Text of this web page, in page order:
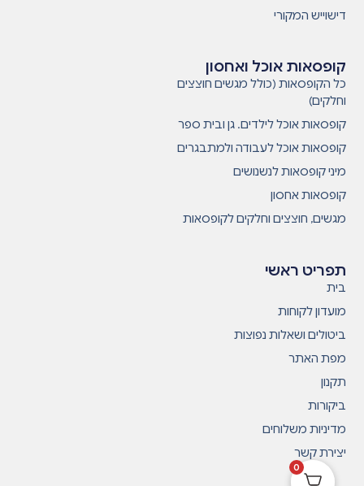
תפריט ראשי
בית
מועדון לקוחות
ביטולים ושאלות נפוצות
מפת האתר
תקנון
ביקורות
מדיניות משלוחים
יצירת קשר
קופסאות אוכל ואחסון
כל הקופסאות (כולל מגשים חוצצים
וחלקים)
קופסאות אוכל לילדים. גן ובית ספר
קופסאות אוכל לעבודה ולמתבגרים
מיני קופסאות לנשנושים
קופסאות אחסון
מגשים, חוצצים וחלקים לקופסאות
דישוייש המקורי
0